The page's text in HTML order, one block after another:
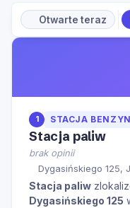
Otwarte teraz
1 STACJA
Stacja paliw
brak opinii
Dygasińskiego 125,
Stacja paliw
Dygasińskiego 125